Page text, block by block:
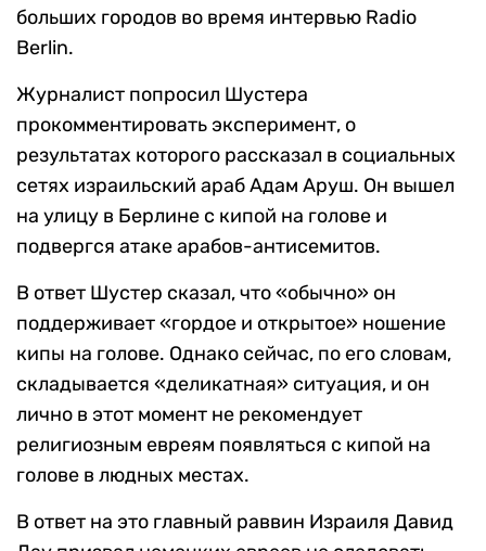
больших городов во время интервью Radio
Berlin.
Журналист попросил Шустера
прокомментировать эксперимент, о
результатах которого рассказал в социальных
сетях израильский араб Адам Аруш. Он вышел
на улицу в Берлине с кипой на голове и
подвергся атаке арабов-антисемитов.
В ответ Шустер сказал, что «обычно» он
поддерживает «гордое и открытое» ношение
кипы на голове. Однако сейчас, по его словам,
складывается «деликатная» ситуация, и он
лично в этот момент не рекомендует
религиозным евреям появляться с кипой на
голове в людных местах.
В ответ на это главный раввин Израиля Давид